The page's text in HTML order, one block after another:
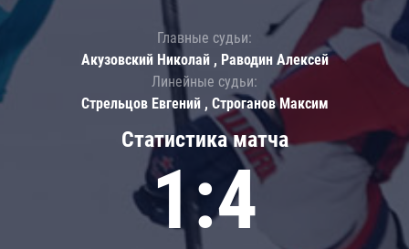
Статистика матча
1:4
Главные судьи:
Акузовский Николай , Раводин Алексей
Линейные судьи:
Стрельцов Евгений , Строганов Максим